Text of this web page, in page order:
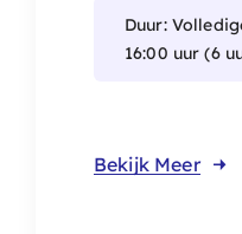
Duur:
16:00 uur (6
Bekijk Meer